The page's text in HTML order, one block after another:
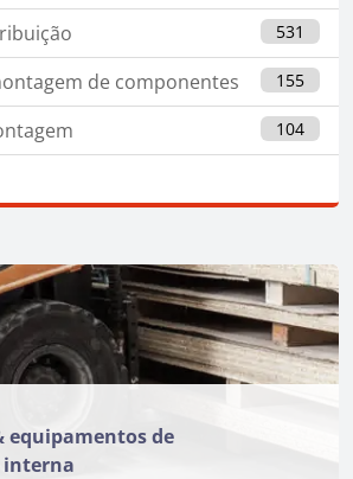
531
de componentes 155
104
equipamentos de
interna